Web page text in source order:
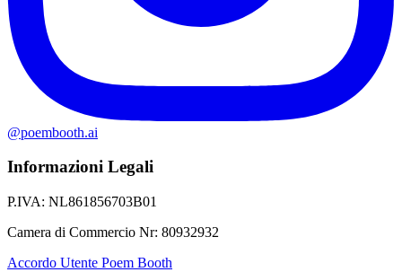
@poembooth.ai
Informazioni Legali
P.IVA: NL861856703B01
Camera di Commercio Nr: 80932932
Accordo Utente Poem Booth